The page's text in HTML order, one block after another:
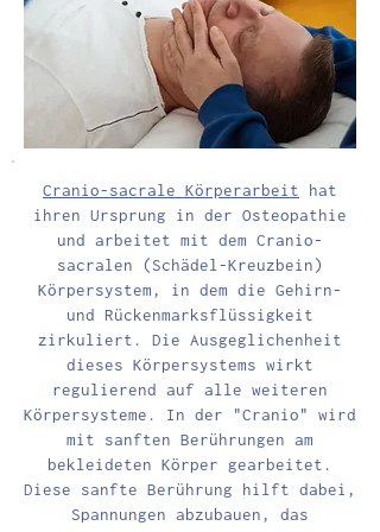
Ressourcen greifbar zu
Cranio-sacrale Körperarbeit hat
ihren Ursprung in der Osteopathie
und arbeitet mit dem Cranio-
sacralen (Schädel-Kreuzbein)
Körpersystem, in dem die Gehirn-
und Rückenmarksflüssigkeit
zirkuliert. Die Ausgeglichenheit
dieses Körpersystems wirkt
regulierend auf alle weiteren
Körpersysteme. In der "Cranio" wird
mit sanften Berührungen am
bekleideten Körper gearbeitet.
Diese sanfte Berührung hilft dabei,
Spannungen abzubauen, das